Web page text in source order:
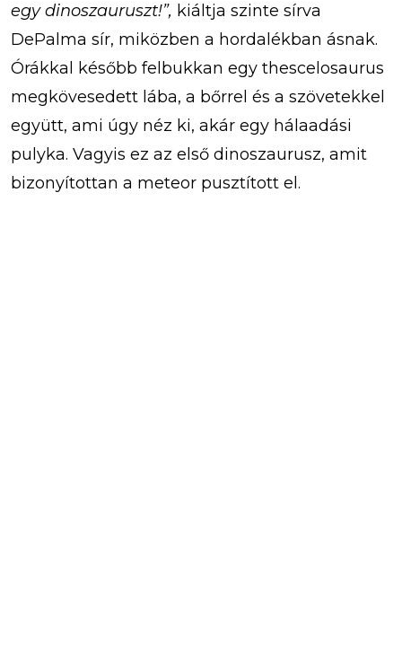
egy dinoszauruszt!”, kiáltja szinte sírva
DePalma sír, miközben a hordalékban ásnak.
Órákkal később felbukkan egy thescelosaurus
megkövesedett lába, a bőrrel és a szövetekkel
együtt, ami úgy néz ki, akár egy hálaadási
pulyka. Vagyis ez az első dinoszaurusz, amit
bizonyítottan a meteor pusztított el.